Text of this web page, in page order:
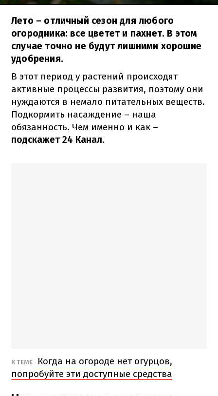
Лето – отличный сезон для любого
огородника: все цветет и пахнет. В этом
случае точно не будут лишними хорошие
удобрения.
В этот период у растений происходят
активные процессы развития, поэтому они
нуждаются в немало питательных веществ.
Подкормить насаждение – наша
обязанность. Чем именно и как –
подскажет 24 Канал.
К ТЕМЕ
Когда на огороде нет огурцов,
попробуйте эти доступные средства